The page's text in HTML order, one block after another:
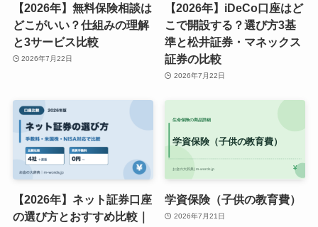
【2026年】無料保険相談は
どこがいい？仕組みの理解
と3サービス比較
2026年7月22日
【2026年】iDeCo口座はど
こで開設する？選び方3基
準と松井証券・マネックス
証券の比較
2026年7月22日
【2026年】ネット証券口座
の選び方とおすすめ比較｜
学資保険（子供の教育費）
2026年7月21日